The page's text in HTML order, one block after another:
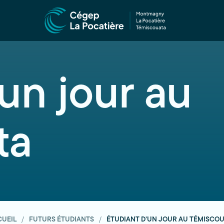
jour au
FUTURS ÉTUDIANTS ÉTUDIANT D’UN JOUR AU